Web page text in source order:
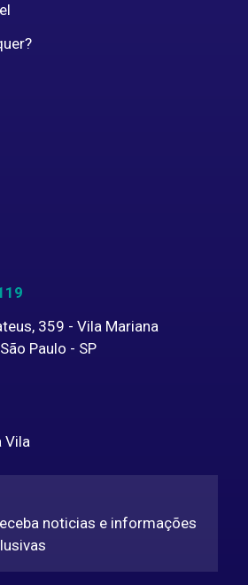
359 - Vila Mariana
Paulo - SP
Vila
noticias e informações